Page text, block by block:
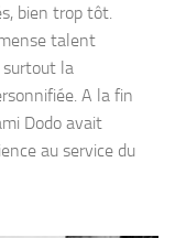
bien trop tôt.
talent
surtout la
A la fin
Dodo avait
au service du